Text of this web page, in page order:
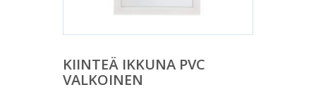
KIINTEÄ IKKUNA PVC
VALKOINEN